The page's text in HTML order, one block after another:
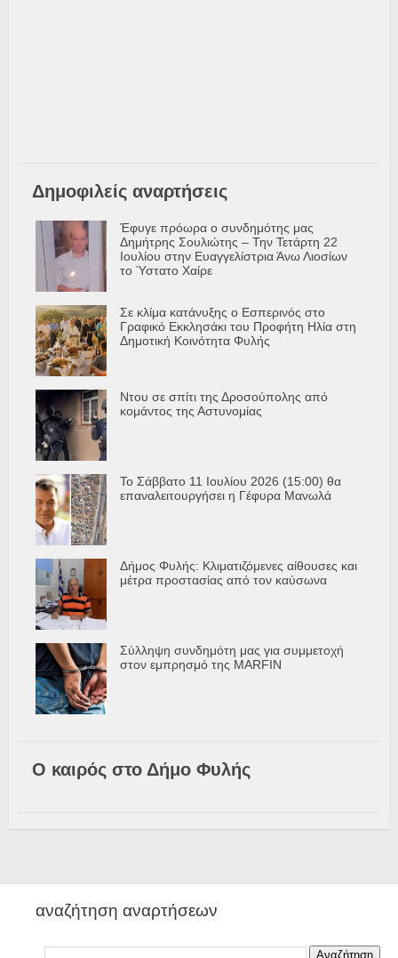
Δημοφιλείς αναρτήσεις
Έφυγε πρόωρα ο συνδημότης μας
Δημήτρης Σουλιώτης – Την Τετάρτη 22
Ιουλίου στην Ευαγγελίστρια Άνω Λιοσίων
το Ύστατο Χαίρε
Σε κλίμα κατάνυξης ο Εσπερινός στο
Γραφικό Εκκλησάκι του Προφήτη Ηλία στη
Δημοτική Κοινότητα Φυλής
Ντου σε σπίτι της Δροσούπολης από
κομάντος της Αστυνομίας
Το Σάββατο 11 Ιουλίου 2026 (15:00) θα
επαναλειτουργήσει η Γέφυρα Μανωλά
Δήμος Φυλής: Κλιματιζόμενες αίθουσες και
μέτρα προστασίας από τον καύσωνα
Σύλληψη συνδημότη μας για συμμετοχή
στον εμπρησμό της MARFIN
Ο καιρός στο Δήμο Φυλής
αναζήτηση αναρτήσεων